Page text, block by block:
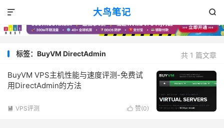
大鸟笔记 

共 1 篇文章
标签：BuyVM DirectAdmin
BuyVM VPS主机性能与速度评测-免费试
用DirectAdmin的方法
 赞(0)
 VPS评测